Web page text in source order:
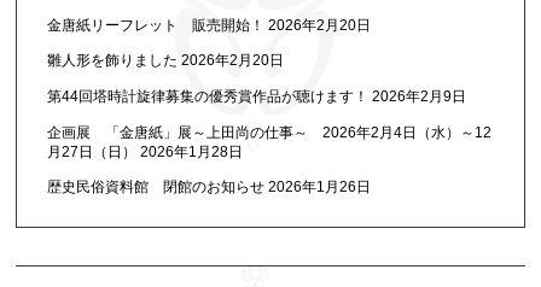
金唐紙リーフレット 販売開始！ 2026年2月20日
雛人形を飾りました 2026年2月20日
第44回塔時計旋律募集の優秀賞作品が聴けます！ 2026年2月9日
企画展 「金唐紙」展～上田尚の仕事～ 2026年2月4日（水）～12
月27日（日）
2026年1月28日
歴史民俗資料館 閉館のお知らせ 2026年1月26日